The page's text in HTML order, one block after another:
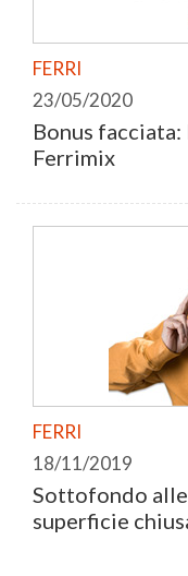
FERRI
23/05/2020
Bonus
Ferrimix
FERRI
18/11/2019
Sottofondo
superficie